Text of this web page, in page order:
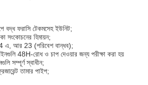
বদ্ধ ফরাসি টেকমসেহ ইউনিট;
সংকোচনের হিমায়ন;
এ, আর 23 (পরিবেশ বান্ধব);
48H-রোধ ও চাপ দেওয়ার জন্য পরীক্ষা করা হয়
সম্পূর্ণ স্বাধীন;
তামার পাইপ;